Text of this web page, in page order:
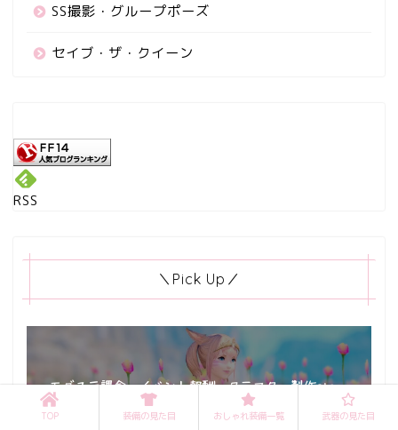
SS撮影・グループポーズ
セイブ・ザ・クイーン
RSS
＼Pick Up／
TOP 装備の見た目 おしゃれ装備一覧 武器の見た目